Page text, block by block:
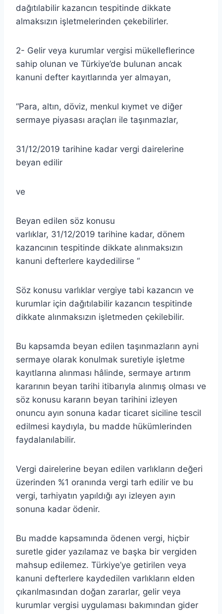
dağıtılabilir kazancın tespitinde dikkate
almaksızın işletmelerinden çekebilirler.
2- Gelir veya kurumlar vergisi mükelleflerince
sahip olunan ve Türkiye’de bulunan ancak
kanuni defter kayıtlarında yer almayan,
“Para, altın, döviz, menkul kıymet ve diğer
sermaye piyasası araçları ile taşınmazlar,
31/12/2019 tarihine kadar vergi dairelerine
beyan edilir
ve
Beyan edilen söz konusu
varlıklar, 31/12/2019 tarihine kadar, dönem
kazancının tespitinde dikkate alınmaksızın
kanuni defterlere kaydedilirse “
Söz konusu varlıklar vergiye tabi kazancın ve
kurumlar için dağıtılabilir kazancın tespitinde
dikkate alınmaksızın işletmeden çekilebilir.
Bu kapsamda beyan edilen taşınmazların ayni
sermaye olarak konulmak suretiyle işletme
kayıtlarına alınması hâlinde, sermaye artırım
kararının beyan tarihi itibarıyla alınmış olması ve
söz konusu kararın beyan tarihini izleyen
onuncu ayın sonuna kadar ticaret siciline tescil
edilmesi kaydıyla, bu madde hükümlerinden
faydalanılabilir.
Vergi dairelerine beyan edilen varlıkların değeri
üzerinden %1 oranında vergi tarh edilir ve bu
vergi, tarhiyatın yapıldığı ayı izleyen ayın
sonuna kadar ödenir.
Bu madde kapsamında ödenen vergi, hiçbir
suretle gider yazılamaz ve başka bir vergiden
mahsup edilemez. Türkiye’ye getirilen veya
kanuni defterlere kaydedilen varlıkların elden
çıkarılmasından doğan zararlar, gelir veya
kurumlar vergisi uygulaması bakımından gider